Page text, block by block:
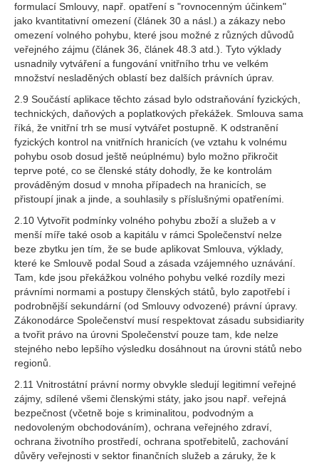
formulací Smlouvy, např. opatření s "rovnocenným účinkem"
jako kvantitativní omezení (článek 30 a násl.) a zákazy nebo
omezení volného pohybu, které jsou možné z různých důvodů
veřejného zájmu (článek 36, článek 48.3 atd.). Tyto výklady
usnadnily vytváření a fungování vnitřního trhu ve velkém
množství nesladěných oblastí bez dalších právních úprav.
2.9 Součástí aplikace těchto zásad bylo odstraňování fyzických,
technických, daňových a poplatkových překážek. Smlouva sama
říká, že vnitřní trh se musí vytvářet postupně. K odstranění
fyzických kontrol na vnitřních hranicích (ve vztahu k volnému
pohybu osob dosud ještě neúplnému) bylo možno přikročit
teprve poté, co se členské státy dohodly, že ke kontrolám
prováděným dosud v mnoha případech na hranicích, se
přistoupí jinak a jinde, a souhlasily s příslušnými opatřeními.
2.10 Vytvořit podmínky volného pohybu zboží a služeb a v
menší míře také osob a kapitálu v rámci Společenství nelze
beze zbytku jen tím, že se bude aplikovat Smlouva, výklady,
které ke Smlouvě podal Soud a zásada vzájemného uznávání.
Tam, kde jsou překážkou volného pohybu velké rozdíly mezi
právními normami a postupy členských států, bylo zapotřebí i
podrobnější sekundární (od Smlouvy odvozené) právní úpravy.
Zákonodárce Společenství musí respektovat zásadu subsidiarity
a tvořit právo na úrovni Společenství pouze tam, kde nelze
stejného nebo lepšího výsledku dosáhnout na úrovni států nebo
regionů.
2.11 Vnitrostátní právní normy obvykle sledují legitimní veřejné
zájmy, sdílené všemi členskými státy, jako jsou např. veřejná
bezpečnost (včetně boje s kriminalitou, podvodným a
nedovoleným obchodováním), ochrana veřejného zdraví,
ochrana životního prostředí, ochrana spotřebitelů, zachování
důvěry veřejnosti v sektor finančních služeb a záruky, že k